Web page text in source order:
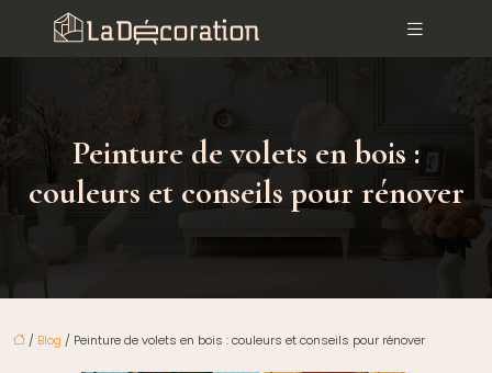
Peinture de volets en bois :
couleurs et conseils pour rénover
/ Blog / Peinture de volets en bois : couleurs et conseils pour rénover